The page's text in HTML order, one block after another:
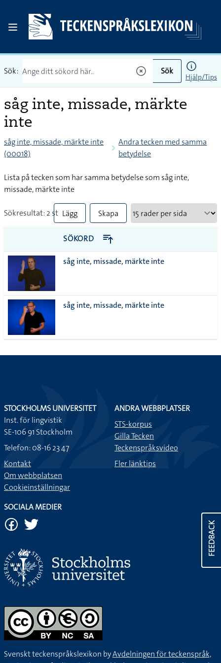
Sök: Sök
Hjälp/Tips
såg inte, missade, märkte
inte
såg inte, missade, märkte inte
(00018)
Andra tecken med samma
betydelse
Lista på tecken som har samma betydelse som såg inte,
missade, märkte inte
Sökresultat: 2 st Lägg
till
alla i
Skapa
PDF
SÖKORD
såg inte, missade, märkte inte
såg inte, missade, märkte inte
FEEDBACK
STOCKHOLMS UNIVERSITET
Inst. för lingvistik
SE-106 91 Stockholm
Telefon: 08-16 23 47
Kontakt
Om webbplatsen
Cookieinställningar
ANDRA WEBBPLATSER
STS-korpus
Gilla Tecken
Teckenspråksvideo
Fler länktips
SOCIALA MEDIER
Svenskt teckenspråkslexikon byAvdelningen för teckenspråk,